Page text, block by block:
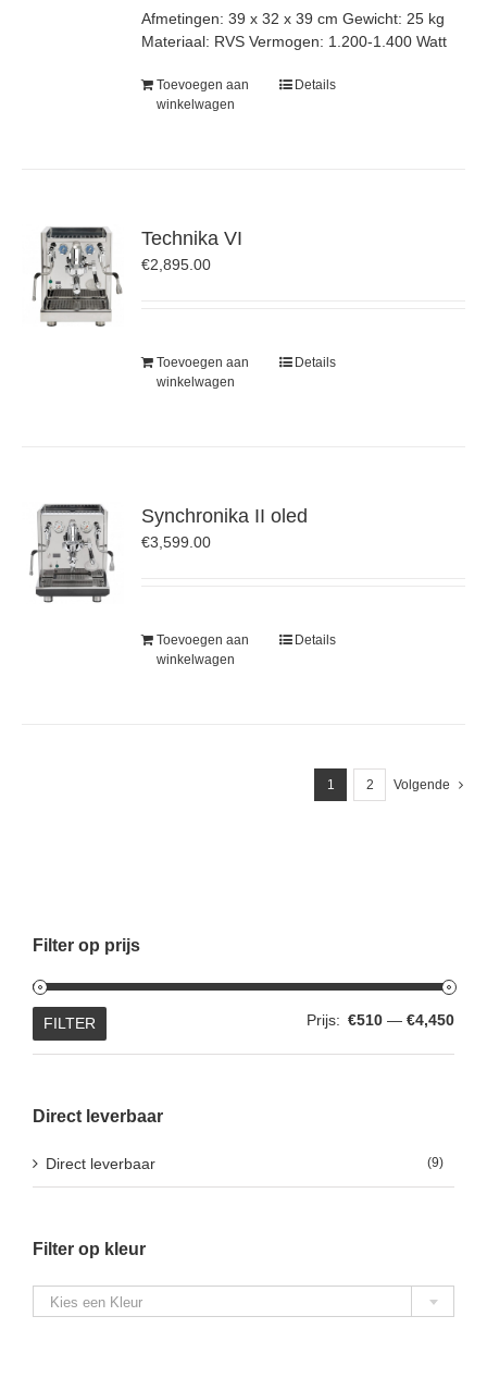
Afmetingen: 39 x 32 x 39 cm Gewicht: 25 kg
Materiaal: RVS Vermogen: 1.200-1.400 Watt
Toevoegen aan
winkelwagen
Details
Technika VI
€2,895.00
Toevoegen aan
winkelwagen
Details
Synchronika II oled
€3,599.00
Toevoegen aan
winkelwagen
Details
1 2 Volgende
Filter op prijs
Min.
Max.
FILTER Prijs: €510 — €4,450
Direct leverbaar
Direct leverbaar (9)
Filter op kleur

Kies een Kleur